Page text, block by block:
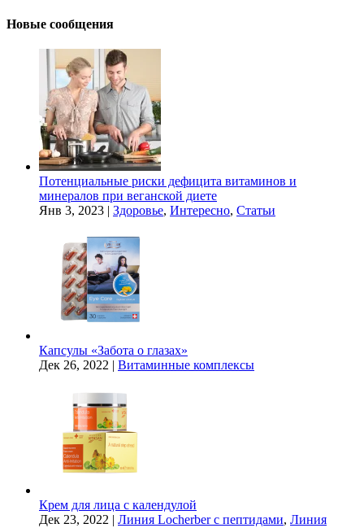
Новые сообщения
Потенциальные риски дефицита витаминов и
минералов при веганской диете
Янв 3, 2023 | Здоровье, Интересно, Статьи
Капсулы «Забота о глазах»
Дек 26, 2022 | Витаминные комплексы
Крем для лица с календулой
Дек 23, 2022 | Линия Locherber с пептидами, Линия